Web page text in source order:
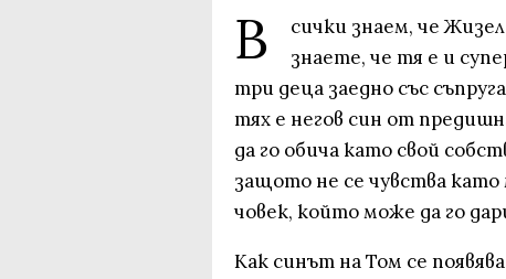
В
сички знаем, че
знаете, че тя е и
три деца заедно със
тях е негов син от
да го обича като свой
защото не се чувства
човек, който може да го
Как синът на Том се